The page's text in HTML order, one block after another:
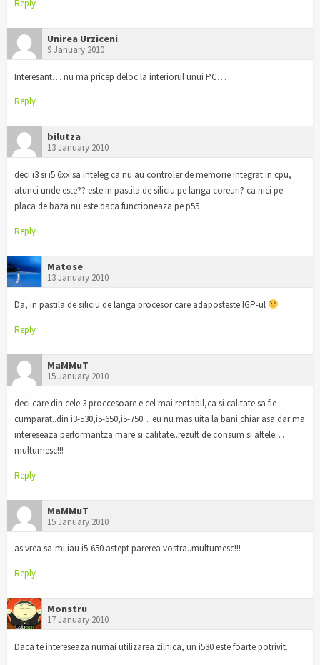
Reply
Unirea Urziceni
9 January 2010
Interesant… nu ma pricep deloc la interiorul unui PC…
Reply
bilutza
13 January 2010
deci i3 si i5 6xx sa inteleg ca nu au controler de memorie integrat in cpu,
atunci unde este?? este in pastila de siliciu pe langa coreuri? ca nici pe
placa de baza nu este daca functioneaza pe p55
Reply
Matose
13 January 2010
Da, in pastila de siliciu de langa procesor care adaposteste IGP-ul
Reply
MaMMuT
15 January 2010
deci care din cele 3 proccesoare e cel mai rentabil,ca si calitate sa fie
cumparat..din i3-530,i5-650,i5-750…eu nu mas uita la bani chiar asa dar ma
intereseaza performantza mare si calitate..rezult de consum si altele…
multumesc!!!
Reply
MaMMuT
15 January 2010
as vrea sa-mi iau i5-650 astept parerea vostra..multumesc!!!
Reply
Monstru
17 January 2010
Daca te intereseaza numai utilizarea zilnica, un i530 este foarte potrivit.